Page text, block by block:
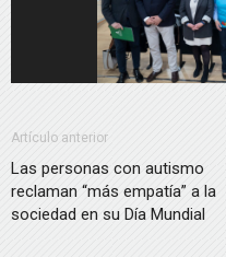
Artículo anterior
Las personas con autismo
reclaman “más empatía” a la
sociedad en su Día Mundial